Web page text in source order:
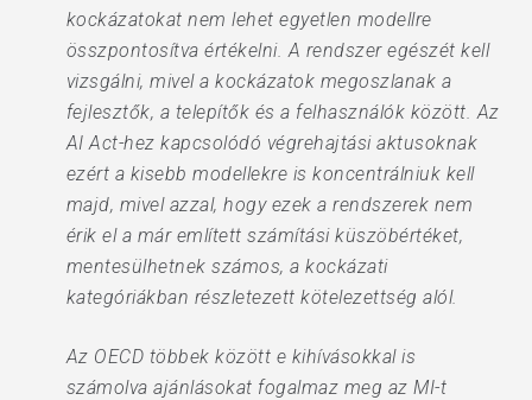
kockázatokat nem lehet egyetlen modellre
összpontosítva értékelni. A rendszer egészét kell
vizsgálni, mivel a kockázatok megoszlanak a
fejlesztők, a telepítők és a felhasználók között. Az
AI Act-hez kapcsolódó végrehajtási aktusoknak
ezért a kisebb modellekre is koncentrálniuk kell
majd, mivel azzal, hogy ezek a rendszerek nem
érik el a már említett számítási küszöbértéket,
mentesülhetnek számos, a kockázati
kategóriákban részletezett kötelezettség alól.
Az OECD többek között e kihívásokkal is
számolva ajánlásokat fogalmaz meg az MI-t